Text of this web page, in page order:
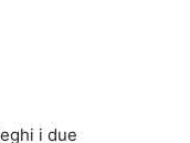
i due